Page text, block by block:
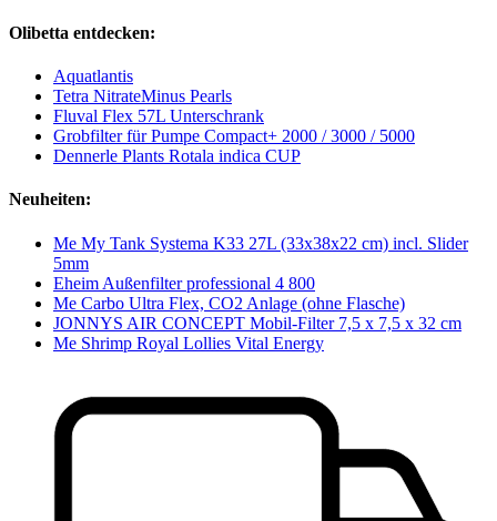
Olibetta entdecken:
Aquatlantis
Tetra NitrateMinus Pearls
Fluval Flex 57L Unterschrank
Grobfilter für Pumpe Compact+ 2000 / 3000 / 5000
Dennerle Plants Rotala indica CUP
Neuheiten:
Me My Tank Systema K33 27L (33x38x22 cm) incl. Slider
5mm
Eheim Außenfilter professional 4 800
Me Carbo Ultra Flex, CO2 Anlage (ohne Flasche)
JONNYS AIR CONCEPT Mobil-Filter 7,5 x 7,5 x 32 cm
Me Shrimp Royal Lollies Vital Energy